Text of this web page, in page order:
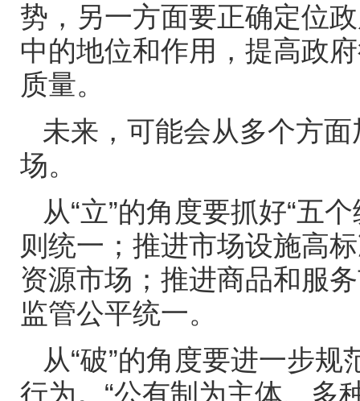
势，另一方面要正确定位
中的地位和作用，提高政
质量。
未来，可能会从多个方
场。
从“立”的角度要抓好“五
则统一；推进市场设施高
资源市场；推进商品和服
监管公平统一。
从“破”的角度要进一步
行为。“公有制为主体、多